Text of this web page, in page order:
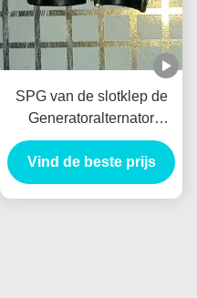
SPG van de slotklep de
Generatoralternator
Nieuw Holland E385
E215 van de Palauto voor
HINO J05E
Vind de beste prijs